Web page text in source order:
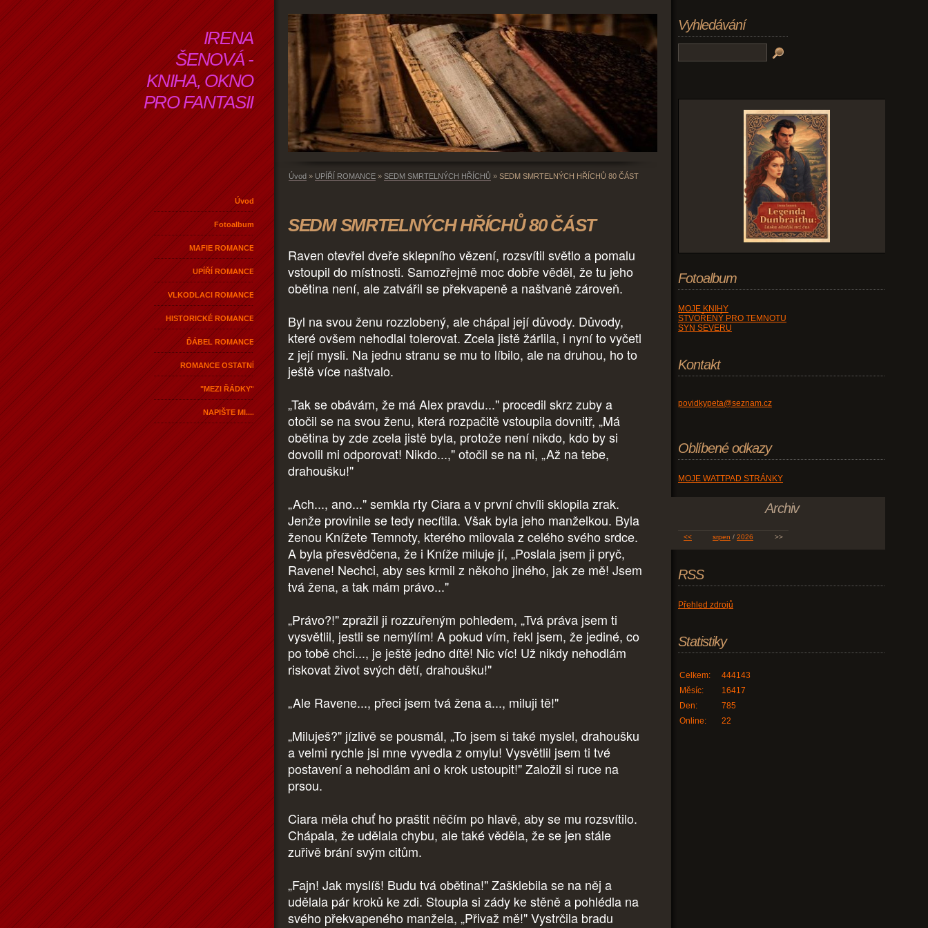
IRENA
ŠENOVÁ -
KNIHA, OKNO
PRO FANTASII
Úvod
Fotoalbum
MAFIE ROMANCE
UPÍŘÍ ROMANCE
VLKODLACI ROMANCE
HISTORICKÉ ROMANCE
ĎÁBEL ROMANCE
ROMANCE OSTATNÍ
"MEZI ŘÁDKY"
NAPIŠTE MI....
Úvod » UPÍŘÍ ROMANCE » SEDM SMRTELNÝCH HŘÍCHŮ » SEDM SMRTELNÝCH HŘÍCHŮ 80 ČÁST
SEDM SMRTELNÝCH HŘÍCHŮ 80 ČÁST
Raven otevřel dveře sklepního vězení, rozsvítil světlo a pomalu
vstoupil do místnosti. Samozřejmě moc dobře věděl, že tu jeho
obětina není, ale zatvářil se překvapeně a naštvaně zároveň.
Byl na svou ženu rozzlobený, ale chápal její důvody. Důvody,
které ovšem nehodlal tolerovat. Zcela jistě žárlila, i nyní to vyčetl
z její mysli. Na jednu stranu se mu to líbilo, ale na druhou, ho to
ještě více naštvalo.
„Tak se obávám, že má Alex pravdu..." procedil skrz zuby a
otočil se na svou ženu, která rozpačitě vstoupila dovnitř, „Má
obětina by zde zcela jistě byla, protože není nikdo, kdo by si
dovolil mi odporovat! Nikdo...," otočil se na ni, „Až na tebe,
drahoušku!"
„Ach..., ano..." semkla rty Ciara a v první chvíli sklopila zrak.
Jenže provinile se tedy necítila. Však byla jeho manželkou. Byla
ženou Knížete Temnoty, kterého milovala z celého svého srdce.
A byla přesvědčena, že i Kníže miluje jí, „Poslala jsem ji pryč,
Ravene! Nechci, aby ses krmil z někoho jiného, jak ze mě! Jsem
tvá žena, a tak mám právo..."
„Právo?!" zpražil ji rozzuřeným pohledem, „Tvá práva jsem ti
vysvětlil, jestli se nemýlím! A pokud vím, řekl jsem, že jediné, co
po tobě chci..., je ještě jedno dítě! Nic víc! Už nikdy nehodlám
riskovat život svých dětí, drahoušku!"
„Ale Ravene..., přeci jsem tvá žena a..., miluji tě!"
„Miluješ?" jízlivě se pousmál, „To jsem si také myslel, drahoušku
a velmi rychle jsi mne vyvedla z omylu! Vysvětlil jsem ti tvé
postavení a nehodlám ani o krok ustoupit!" Založil si ruce na
prsou.
Ciara měla chuť ho praštit něčím po hlavě, aby se mu rozsvítilo.
Chápala, že udělala chybu, ale také věděla, že se jen stále
zuřivě brání svým citům.
„Fajn! Jak myslíš! Budu tvá obětina!" Zašklebila se na něj a
udělala pár kroků ke zdi. Stoupla si zády ke stěně a pohlédla na
svého překvapeného manžela, „Přivaž mě!" Vystrčila bradu
Vyhledávání
Fotoalbum
MOJE KNIHY
STVOŘENÝ PRO TEMNOTU
SYN SEVERU
Kontakt
povidkypeta@seznam.cz
Oblíbené odkazy
MOJE WATTPAD STRÁNKY
Archiv
<< srpen / 2026 >>
RSS
Přehled zdrojů
Statistiky
Online: 22
Celkem:
444143
Měsíc:
16417
Den:
785